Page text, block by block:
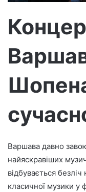
Варшава давно
найяскравіших
відбувається
класичної музики у